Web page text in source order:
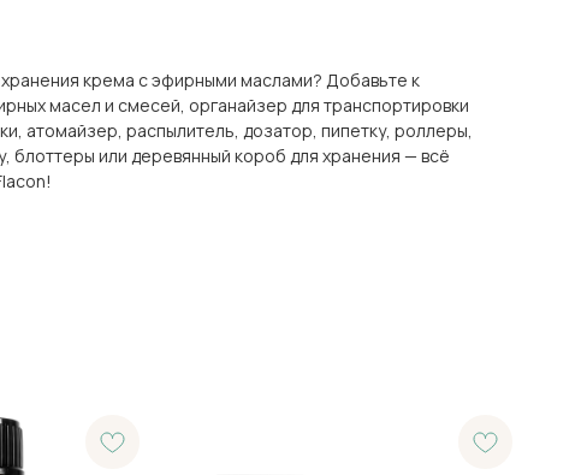
крема с эфирными маслами? Добавьте к
масел и смесей, органайзер для транспортировки
атомайзер, распылитель, дозатор, пипетку, роллеры,
блоттеры или деревянный короб для хранения — всё